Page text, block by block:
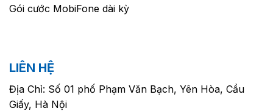
Gói cước MobiFone dài kỳ
LIÊN HỆ
Địa Chỉ: Số 01 phố Phạm Văn Bạch, Yên Hòa, Cầu
Giấy, Hà Nội